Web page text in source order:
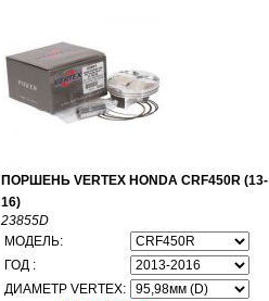
ПОРШЕНЬ VERTEX HONDA CRF450R (13-
16)
23855D
МОДЕЛЬ:
ГОД :
ДИАМЕТР VERTEX: